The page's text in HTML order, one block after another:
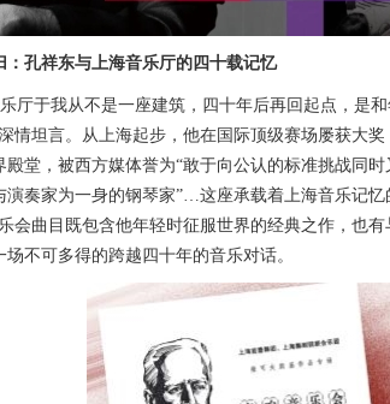
：孔祥东与上海音乐厅的四十载记忆
厅于我从不是一座建筑，四十年后再回起点，是
情坦言。从上海起步，他在国际顶级赛场屡获大
殿堂，被西方媒体誉为“敢于向公认的标准挑战同
演奏家为一身的钢琴家”…这座承载着上海音乐记
会曲目既包含他年轻时征服世界的经典之作，也
不可多得的跨越四十年的音乐对话。